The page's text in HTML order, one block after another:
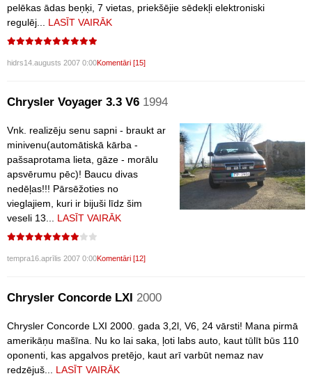
pelēkas ādas beņķi, 7 vietas, priekšējie sēdekļi elektroniski
regulēj... LASĪT VAIRĀK
hidrs14.augusts 2007 0:00Komentāri [15]
Chrysler Voyager 3.3 V6 1994
Vnk. realizēju senu sapni - braukt ar
minivenu(automātiskā kārba -
pašsaprotama lieta, gāze - morālu
apsvērumu pēc)! Baucu divas
nedēļas!!! Pārsēžoties no
vieglajiem, kuri ir bijuši līdz šim
veseli 13... LASĪT VAIRĀK
tempra16.aprīlis 2007 0:00Komentāri [12]
Chrysler Concorde LXI 2000
Chrysler Concorde LXI 2000. gada 3,2l, V6, 24 vārsti! Mana pirmā
amerikāņu mašīna. Nu ko lai saka, ļoti labs auto, kaut tūlīt būs 110
oponenti, kas apgalvos pretējo, kaut arī varbūt nemaz nav
redzējuš... LASĪT VAIRĀK